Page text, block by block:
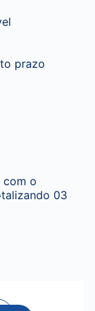
prazo
com o
03